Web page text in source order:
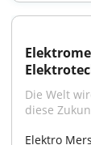
Die Welt
diese
Elektro